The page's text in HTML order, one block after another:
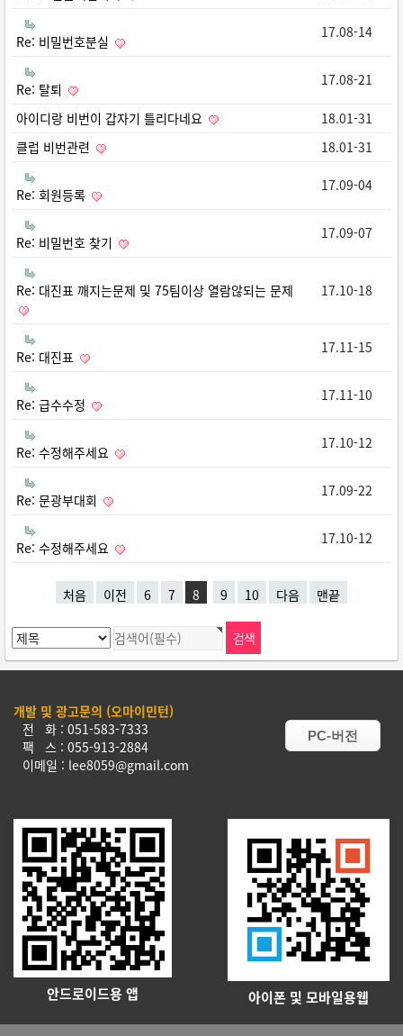
Re: 비밀번호분실
17.08-14
Re: 탈퇴
17.08-21
아이디랑 비번이 갑자기 틀리다네요
18.01-31
클럽 비번관련
18.01-31
Re: 회원등록
17.09-04
Re: 비밀번호 찾기
17.09-07
Re: 대진표 깨지는문제 및 75팀이상 열람않되는 문제 17.10-18
Re: 대진표
17.11-15
Re: 급수수정
17.11-10
Re: 수정해주세요
17.10-12
Re: 문광부대회
17.09-22
Re: 수정해주세요
17.10-12
처음 이전 6 7 8 9 10 다음 맨끝
개발 및 광고문의 (오마이민턴)
전 화 : 051-583-7333
팩 스 : 055-913-2884
이메일 : lee8059@gmail.com
PC-버전
안드로이드용 앱 아이폰 및 모바일용웹